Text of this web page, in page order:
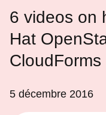
6 videos on
Hat
CloudForms
5 décembre 2016